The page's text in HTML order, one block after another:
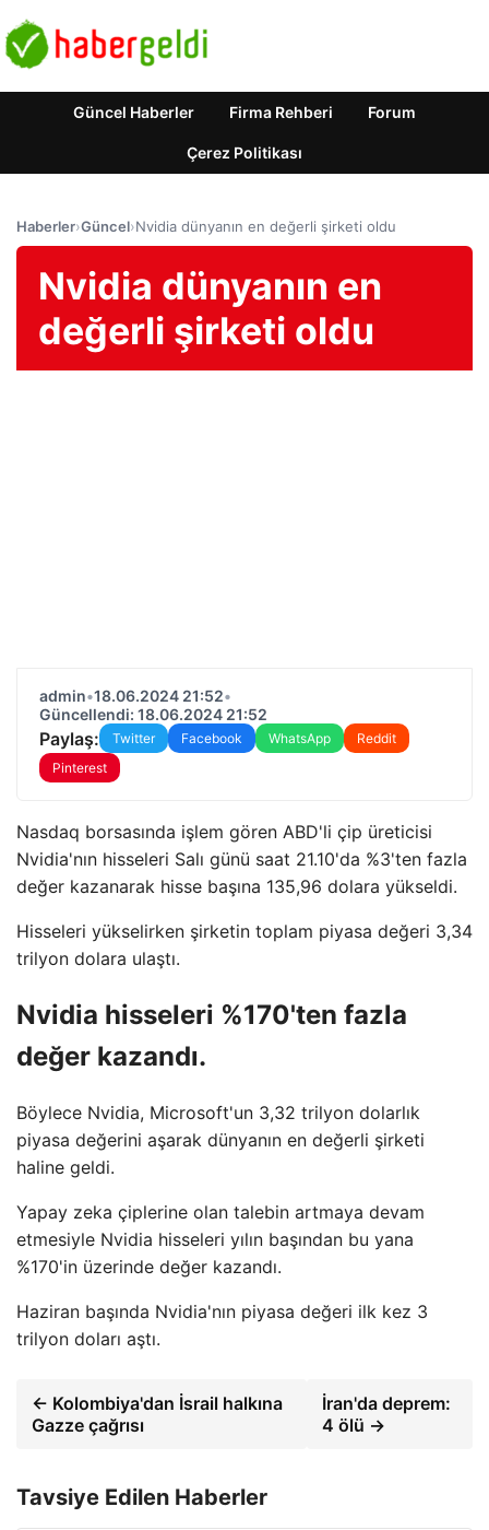
Güncel Haberler Firma Rehberi Forum
Çerez Politikası
Haberler›Güncel›Nvidia dünyanın en değerli şirketi oldu
Nvidia dünyanın en
değerli şirketi oldu
admin•18.06.2024 21:52•
Güncellendi: 18.06.2024 21:52
Paylaş: Twitter Facebook WhatsApp
Reddit
Pinterest
Nasdaq borsasında işlem gören ABD'li çip üreticisi
Nvidia'nın hisseleri Salı günü saat 21.10'da %3'ten fazla
değer kazanarak hisse başına 135,96 dolara yükseldi.
Hisseleri yükselirken şirketin toplam piyasa değeri 3,34
trilyon dolara ulaştı.
Nvidia hisseleri %170'ten fazla
değer kazandı.
Böylece Nvidia, Microsoft'un 3,32 trilyon dolarlık
piyasa değerini aşarak dünyanın en değerli şirketi
haline geldi.
Yapay zeka çiplerine olan talebin artmaya devam
etmesiyle Nvidia hisseleri yılın başından bu yana
%170'in üzerinde değer kazandı.
Haziran başında Nvidia'nın piyasa değeri ilk kez 3
trilyon doları aştı.
← Kolombiya'dan İsrail halkına
Gazze çağrısı
İran'da deprem:
4 ölü →
Tavsiye Edilen Haberler